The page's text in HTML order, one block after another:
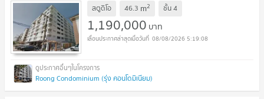
สตูดิโอ 46.3 m2 ชั้น4
1,190,000 บาท
08/08/2026 5:19:08
Roong Condominium (รุ่ง คอนโดมิเนียม)